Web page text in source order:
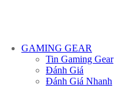
GAMING GEAR
Tin Gaming Gear
Đánh Giá
Đánh Giá Nhanh